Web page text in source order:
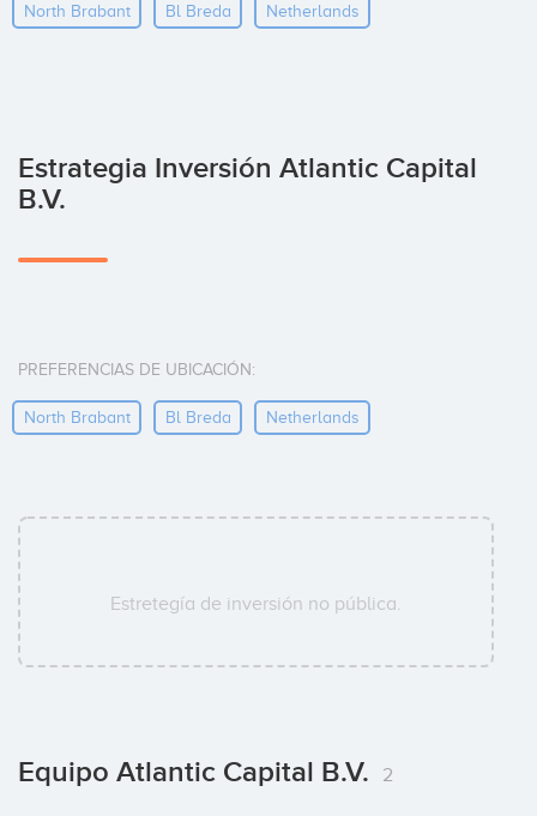
North Brabant Bl Breda Netherlands
Estrategia Inversión Atlantic Capital
B.V.
PREFERENCIAS DE UBICACIÓN:
North Brabant Bl Breda Netherlands
Estretegía de inversión no pública.
Equipo Atlantic Capital B.V. 2